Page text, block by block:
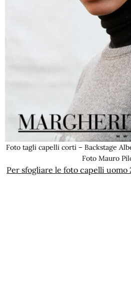
Foto tagli capelli corti – Backstage
Foto Mauro
Per sfogliare le foto capelli uomo